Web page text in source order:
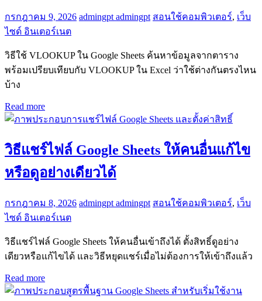
กรกฎาคม 9, 2026 admingpt admingpt สอนใช้คอมพิวเตอร์, เว็บ
ไซด์ อินเตอร์เนต
วิธีใช้ VLOOKUP ใน Google Sheets ค้นหาข้อมูลจากตาราง
พร้อมเปรียบเทียบกับ VLOOKUP ใน Excel ว่าใช้ต่างกันตรงไหน
บ้าง
Read more
วิธีแชร์ไฟล์ Google Sheets ให้คนอื่นแก้ไข
หรือดูอย่างเดียวได้
กรกฎาคม 8, 2026 admingpt admingpt สอนใช้คอมพิวเตอร์, เว็บ
ไซด์ อินเตอร์เนต
วิธีแชร์ไฟล์ Google Sheets ให้คนอื่นเข้าถึงได้ ตั้งสิทธิ์ดูอย่าง
เดียวหรือแก้ไขได้ และวิธีหยุดแชร์เมื่อไม่ต้องการให้เข้าถึงแล้ว
Read more